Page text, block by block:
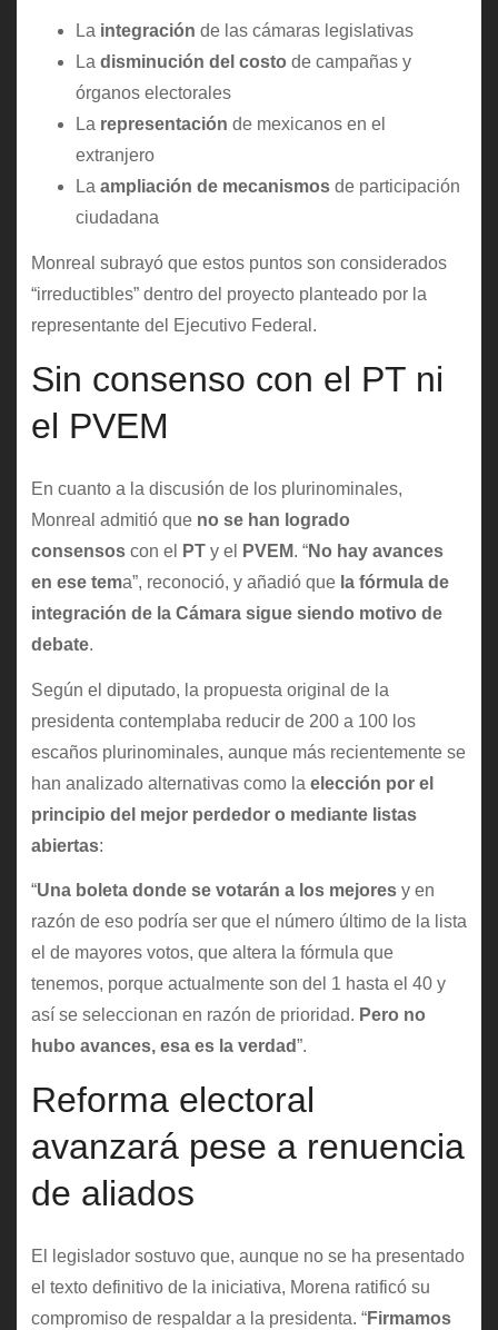
La integración de las cámaras legislativas
La disminución del costo de campañas y
órganos electorales
La representación de mexicanos en el
extranjero
La ampliación de mecanismos de participación
ciudadana
Monreal subrayó que estos puntos son considerados
“irreductibles” dentro del proyecto planteado por la
representante del Ejecutivo Federal.
Sin consenso con el PT ni
el PVEM
En cuanto a la discusión de los plurinominales,
Monreal admitió que no se han logrado
consensos con el PT y el PVEM. “No hay avances
en ese tema”, reconoció, y añadió que la fórmula de
integración de la Cámara sigue siendo motivo de
debate.
Según el diputado, la propuesta original de la
presidenta contemplaba reducir de 200 a 100 los
escaños plurinominales, aunque más recientemente se
han analizado alternativas como la elección por el
principio del mejor perdedor o mediante listas
abiertas:
“Una boleta donde se votarán a los mejoresy en
razón de eso podría ser que el número último de la lista
el de mayores votos, que altera la fórmula que
tenemos, porque actualmente son del 1 hasta el 40 y
así se seleccionan en razón de prioridad. Pero no
hubo avances, esa es la verdad”.
Reforma electoral
avanzará pese a renuencia
de aliados
El legislador sostuvo que, aunque no se ha presentado
el texto definitivo de la iniciativa, Morena ratificó su
compromiso de respaldar a la presidenta. “Firmamos